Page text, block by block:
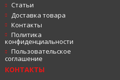
Статьи
Доставка товара
Контакты
Политика
конфиденциальности
Пользовательское
соглашение
КОНТАКТЫ